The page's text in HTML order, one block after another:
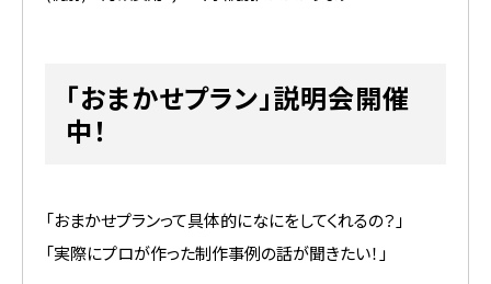
「おまかせプラン」説明会開催
中！
「おまかせプランって具体的になにをしてくれるの？」
「実際にプロが作った制作事例の話が聞きたい！」